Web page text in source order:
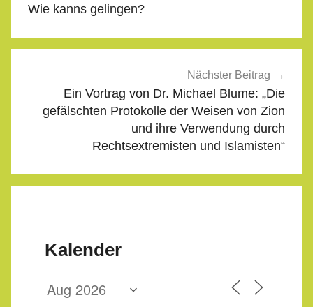
Wie kanns gelingen?
Nächster Beitrag
Ein Vortrag von Dr. Michael Blume: „Die
gefälschten Protokolle der Weisen von Zion
und ihre Verwendung durch
Rechtsextremisten und Islamisten“
Kalender